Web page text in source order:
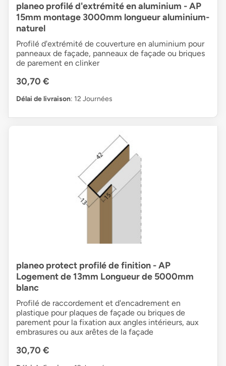
planeo profilé d'extrémité en aluminium - AP
15mm montage 3000mm longueur aluminium-
naturel
Profilé d'extrémité de couverture en aluminium pour
panneaux de façade, panneaux de façade ou briques
de parement en clinker
30,70 €
Délai de livraison: 12 Journées
planeo protect profilé de finition - AP
Logement de 13mm Longueur de 5000mm
blanc
Profilé de raccordement et d'encadrement en
plastique pour plaques de façade ou briques de
parement pour la fixation aux angles intérieurs, aux
embrasures ou aux arêtes de la façade
30,70 €